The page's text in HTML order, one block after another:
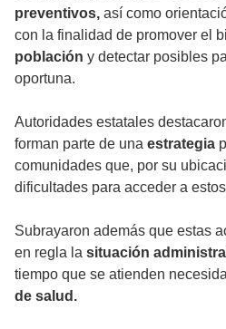
preventivos, así como
con la finalidad de promover el
población y detectar posibles
oportuna.
Autoridades estatales
forman parte de una estrategia
comunidades que, por su
dificultades para acceder a estos
Subrayaron además que estas
en regla la situación
tiempo que se atienden
de salud.